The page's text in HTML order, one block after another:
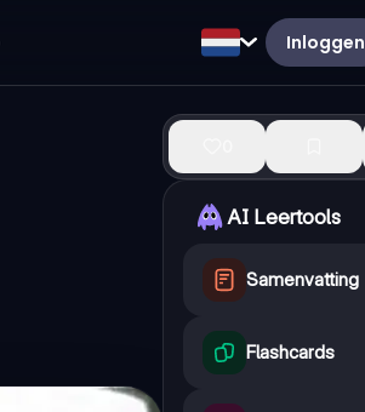
Inloggen
AI Leertools
Samenvatting
Flashcards